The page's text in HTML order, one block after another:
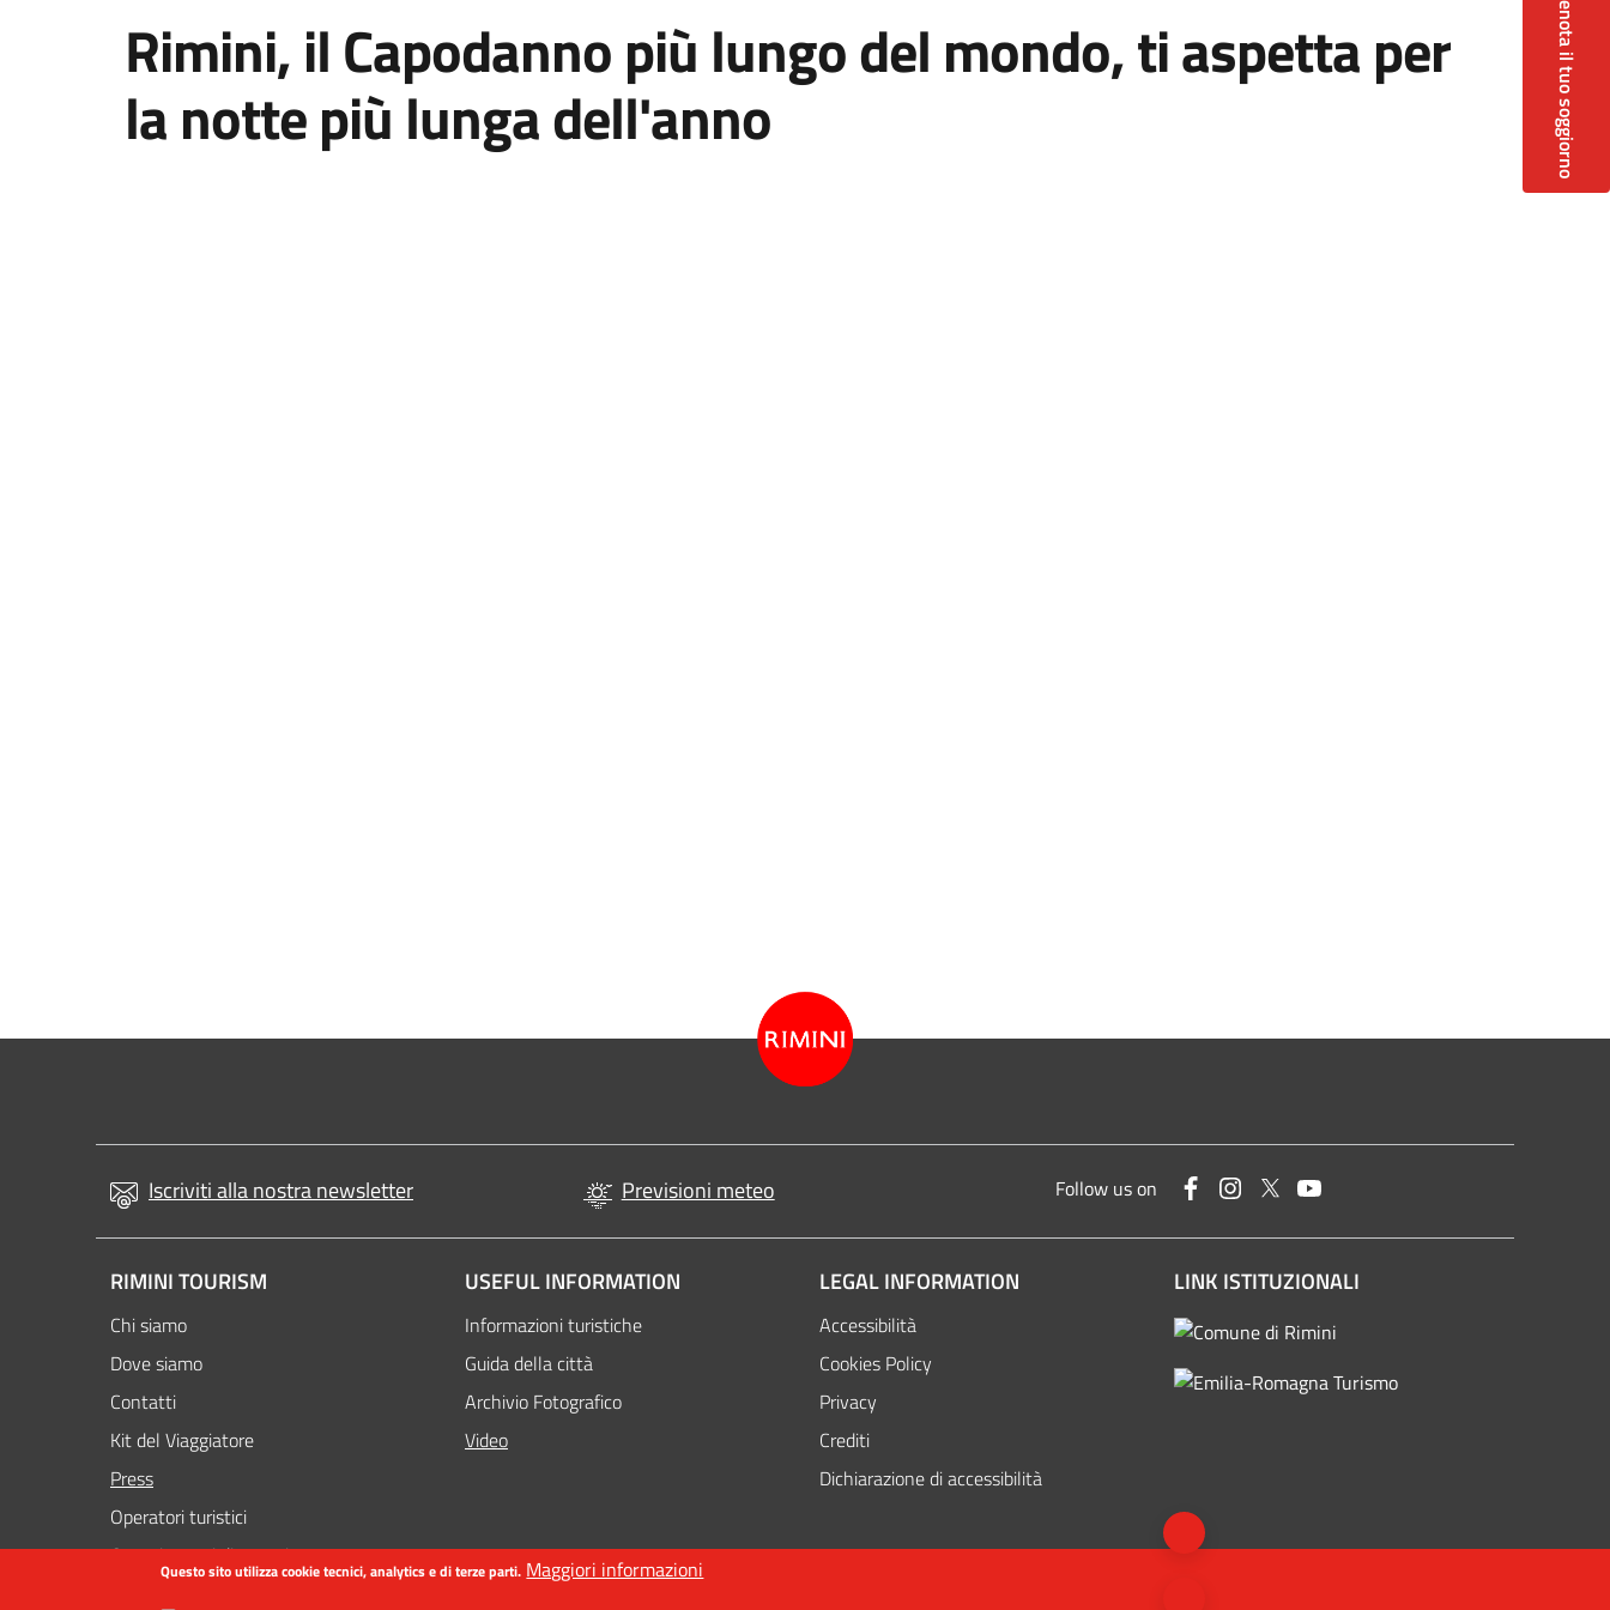
Prenota il tuo soggiorno
Rimini, il Capodanno più lungo del mondo, ti aspetta per
la notte più lunga dell'anno
Iscriviti alla nostra newsletter Previsioni meteo Follow us on FacebookInstagram
Twitter
RIMINI TOURISM
Chi siamo
Dove siamo
Contatti
Kit del Viaggiatore
Press
Operatori turistici
Organizzatori di eventi
USEFUL INFORMATION
Informazioni turistiche
Guida della città
Archivio Fotografico
Video
LEGAL INFORMATION
Accessibilità
Cookies Policy
Privacy
Crediti
Dichiarazione di accessibilità
LINK ISTITUZIONALI
Questo sito utilizza cookie tecnici, analytics e di terze parti. Maggiori informazioni